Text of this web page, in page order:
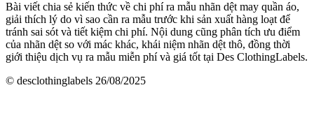
Bài viết chia sẻ kiến thức về chi phí ra mẫu nhãn dệt may quần áo,
giải thích lý do vì sao cần ra mẫu trước khi sản xuất hàng loạt để
tránh sai sót và tiết kiệm chi phí. Nội dung cũng phân tích ưu điểm
của nhãn dệt so với mác khác, khái niệm nhãn dệt thô, đồng thời
giới thiệu dịch vụ ra mẫu miễn phí và giá tốt tại Des ClothingLabels.
© desclothinglabels 26/08/2025